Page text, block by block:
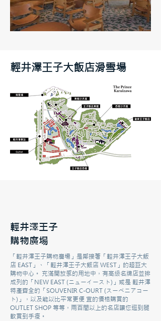
輕井澤王子大飯店滑雪場
輕井澤王子
購物廣場
「輕井澤王子購物廣場」是鄰接著「輕井澤王子大飯
店 EAST」、「輕井澤王子大飯店 WEST」的超巨大
購物中心。 充滿開放感的用地中，有高級名牌店並排
成列的「NEW EAST (ニューイースト)」或是 輕井澤
特產齊全的「SOUVENIR C-OURT (スーベニアコー
ト)」，以及能以比平常更便 宜的價格購買的
OUTLET SHOP 等等，兩百間以上的名店讓您逛到腿
軟買到手痠。